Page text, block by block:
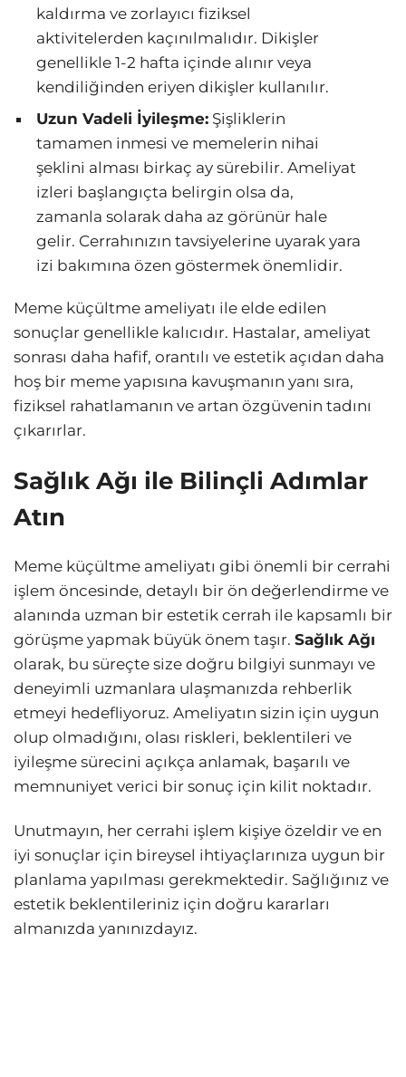
kaldırma ve zorlayıcı fiziksel
aktivitelerden kaçınılmalıdır. Dikişler
genellikle 1-2 hafta içinde alınır veya
kendiliğinden eriyen dikişler kullanılır.
Uzun Vadeli İyileşme: Şişliklerin
tamamen inmesi ve memelerin nihai
şeklini alması birkaç ay sürebilir. Ameliyat
izleri başlangıçta belirgin olsa da,
zamanla solarak daha az görünür hale
gelir. Cerrahınızın tavsiyelerine uyarak yara
izi bakımına özen göstermek önemlidir.
Meme küçültme ameliyatı ile elde edilen
sonuçlar genellikle kalıcıdır. Hastalar, ameliyat
sonrası daha hafif, orantılı ve estetik açıdan daha
hoş bir meme yapısına kavuşmanın yanı sıra,
fiziksel rahatlamanın ve artan özgüvenin tadını
çıkarırlar.
Sağlık Ağı ile Bilinçli Adımlar
Atın
Meme küçültme ameliyatı gibi önemli bir cerrahi
işlem öncesinde, detaylı bir ön değerlendirme ve
alanında uzman bir estetik cerrah ile kapsamlı bir
görüşme yapmak büyük önem taşır. Sağlık Ağı
olarak, bu süreçte size doğru bilgiyi sunmayı ve
deneyimli uzmanlara ulaşmanızda rehberlik
etmeyi hedefliyoruz. Ameliyatın sizin için uygun
olup olmadığını, olası riskleri, beklentileri ve
iyileşme sürecini açıkça anlamak, başarılı ve
memnuniyet verici bir sonuç için kilit noktadır.
Unutmayın, her cerrahi işlem kişiye özeldir ve en
iyi sonuçlar için bireysel ihtiyaçlarınıza uygun bir
planlama yapılması gerekmektedir. Sağlığınız ve
estetik beklentileriniz için doğru kararları
almanızda yanınızdayız.